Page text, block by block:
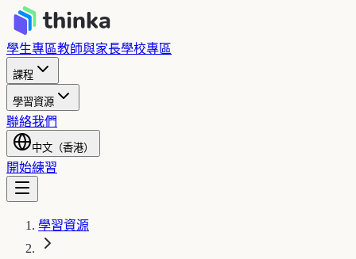
學生專區教師與家長學校專區
課程
學習資源
聯絡我們
中文（香港）
開始練習
學習資源